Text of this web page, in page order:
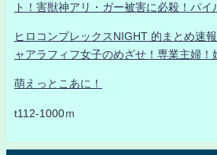
ト！害獣神アリ・ガー被害に必殺！パイ
ヒロコンプレックスNIGHT 的まとめ速
ャアラフィフ女子のめざせ！専業主婦！
萌えっとこあに！
t112-1000ｍ